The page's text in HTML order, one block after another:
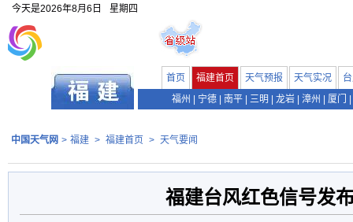
今天是2026年8月6日 星期四
首页 福建首页 天气预报 天气实况
福州
宁德 南平 三明 龙岩 漳州 厦门
中国天气网 > 福建 > 福建首页 > 天气要闻
福建台风红色信号发